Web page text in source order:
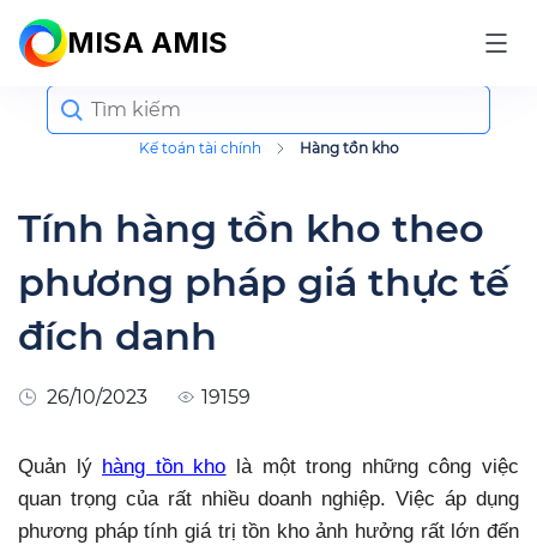
MISA AMIS
Kế toán tài chính Hàng tồn kho
Search
for:
Tính hàng tồn kho theo
phương pháp giá thực tế
đích danh
26/10/2023 19159
Quản lý hàng tồn kho là một trong những công việc
quan trọng của rất nhiều doanh nghiệp. Việc áp dụng
phương pháp tính giá trị tồn kho ảnh hưởng rất lớn đến